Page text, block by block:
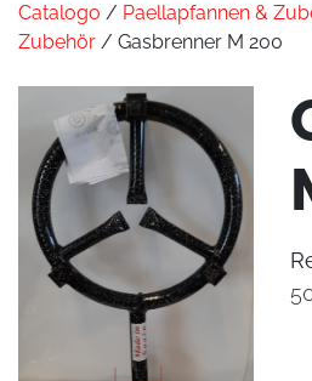
Catalogo / Paellapfannen &
Zubehör / Gasbrenner M 200